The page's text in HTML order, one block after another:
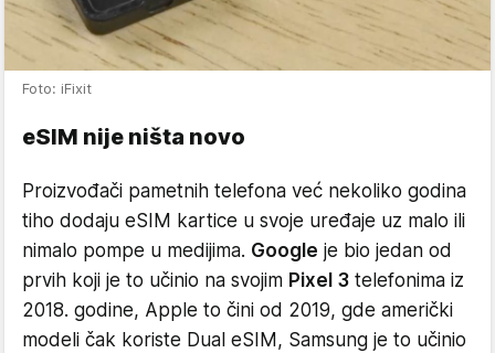
Foto: iFixit
eSIM nije ništa novo
Proizvođači pametnih telefona već nekoliko godina
tiho dodaju eSIM kartice u svoje uređaje uz malo ili
nimalo pompe u medijima. Google je bio jedan od
prvih koji je to učinio na svojim Pixel 3 telefonima iz
2018. godine, Apple to čini od 2019, gde američki
modeli čak koriste Dual eSIM, Samsung je to učinio